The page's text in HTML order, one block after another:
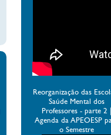
Reorganização das
Saúde Mental dos
Professores - parte 2
Agenda da APEOESP
o Semestre